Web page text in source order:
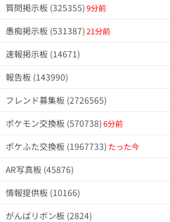
質問掲示板 (325355)9分前
愚痴掲示板 (531387)21分前
速報掲示板 (14671)
報告板 (143990)
フレンド募集板 (2726565)
ポケモン交換板 (570738)6分前
ポケふた交換板 (1967733) たった今
AR写真板 (45876)
情報提供板 (10166)
がんばリボン板 (2824)